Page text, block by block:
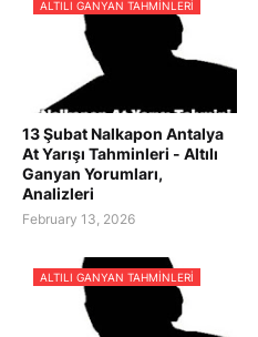
ALTILI GANYAN TAHMINLERI
13 Şubat Nalkapon Antalya
At Yarışı Tahminleri - Altılı
Ganyan Yorumları,
Analizleri
February 13, 2026
ALTILI GANYAN TAHMINLERI